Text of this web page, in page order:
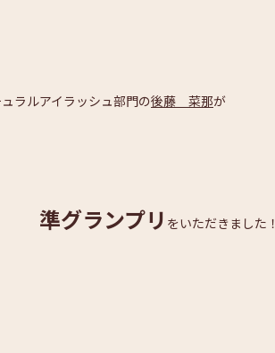
ラルアイラッシュ部門の後藤 菜那が
準グランプリ をいただきました！